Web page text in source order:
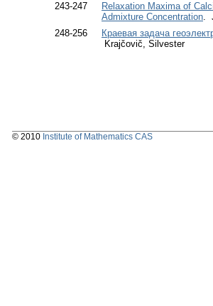
243-247
Relaxation Maxima of
Admixture Concentration.
248-256
Краевая задача
Krajčovič, Silvester
© 2010 Institute of Mathematics CAS